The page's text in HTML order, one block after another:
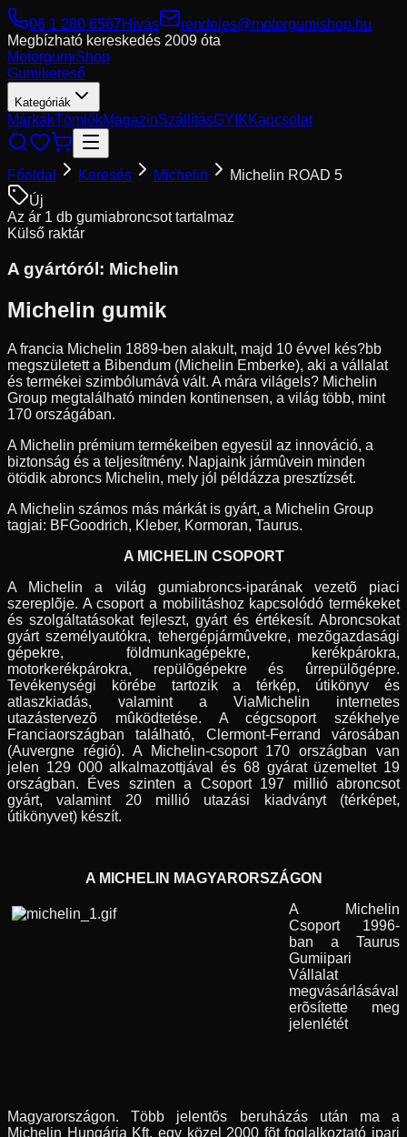
06 1 280 6567Hívás
rendeles@motorgumishop.hu
Megbízható kereskedés 2009 óta
MotorgumiShop
Gumikereső
Kategóriák
MárkákTömlőkMagazinSzállításGYIKKapcsolat
Főoldal Keresés Michelin
Michelin ROAD 5
Új
Az ár 1 db gumiabroncsot tartalmaz
Külső raktár
A gyártóról: Michelin
Michelin gumik
A francia Michelin 1889-ben alakult, majd 10 évvel kés?bb
megszületett a Bibendum (Michelin Emberke), aki a vállalat
és termékei szimbólumává vált. A mára világels? Michelin
Group megtalálható minden kontinensen, a világ több, mint
170 országában.
A Michelin prémium termékeiben egyesül az innováció, a
biztonság és a teljesítmény. Napjaink jármûvein minden
ötödik abroncs Michelin, mely jól példázza presztízsét.
A Michelin számos más márkát is gyárt, a Michelin Group
tagjai: BFGoodrich, Kleber, Kormoran, Taurus.
A MICHELIN CSOPORT
A Michelin a világ gumiabroncs-iparának vezetõ piaci
szereplõje. A csoport a mobilitáshoz kapcsolódó termékeket
és szolgáltatásokat fejleszt, gyárt és értékesít. Abroncsokat
gyárt személyautókra, tehergépjármûvekre, mezõgazdasági
gépekre, földmunkagépekre, kerékpárokra,
motorkerékpárokra, repülõgépekre és ûrrepülõgépre.
Tevékenységi körébe tartozik a térkép, útikönyv és
atlaszkiadás, valamint a ViaMichelin internetes
utazástervezõ mûködtetése. A cégcsoport székhelye
Franciaországban található, Clermont-Ferrand városában
(Auvergne régió). A Michelin-csoport 170 országban van
jelen 129 000 alkalmazottjával és 68 gyárat üzemeltet 19
országban. Éves szinten a Csoport 197 millió abroncsot
gyárt, valamint 20 millió utazási kiadványt (térképet,
útikönyvet) készít.
A MICHELIN MAGYARORSZÁGON
A Michelin
Csoport 1996-
ban a Taurus
Gumiipari
Vállalat
megvásárlásával
erõsítette meg
jelenlétét
Magyarországon. Több jelentõs beruházás után ma a
Michelin Hungária Kft. egy közel 2000 fõt foglalkoztató ipari